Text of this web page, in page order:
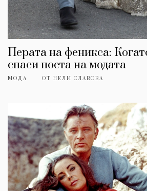
Перата на феникса:
спаси поета на модата
МОДА ОТ НЕЛИ СЛАВОВА